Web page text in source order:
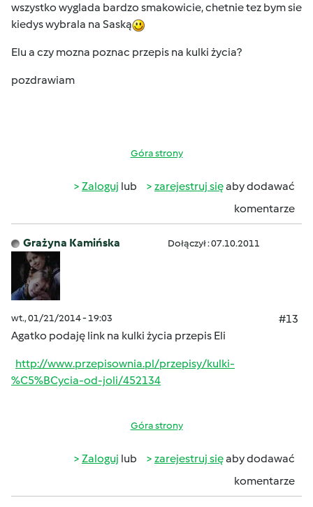
wszystko wyglada bardzo smakowicie, chetnie tez bym sie
kiedys wybrala na Saską
Elu a czy mozna poznac przepis na kulki życia?
pozdrawiam
Góra strony
Zaloguj lub zarejestruj sięaby dodawać
komentarze
Grażyna Kamińska Dołączył : 07.10.2011
wt., 01/21/2014 - 19:03
#13
Agatko podaję link na kulki życia przepis Eli
http://www.przepisownia.pl/przepisy/kulki-
%C5%BCycia-od-joli/452134
Góra strony
Zaloguj lub zarejestruj sięaby dodawać
komentarze